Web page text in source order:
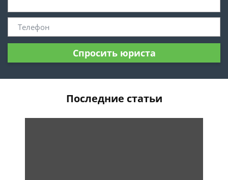
Спросить юриста
Последние статьи